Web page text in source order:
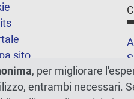
sito
di
, per migliorare
entrambi necessari.